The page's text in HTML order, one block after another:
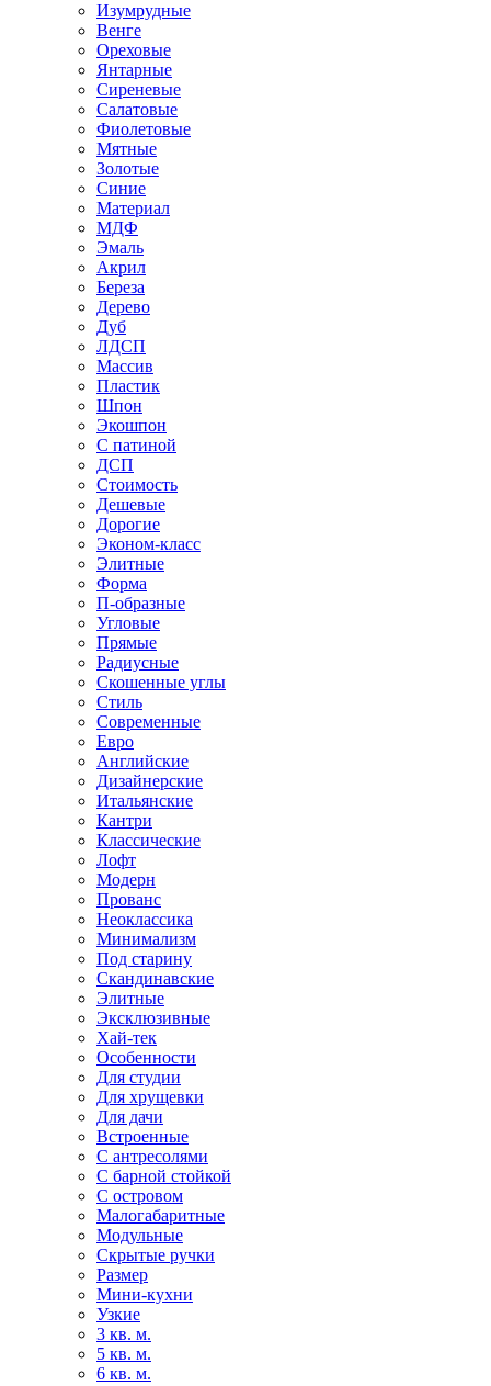
Изумрудные
Венге
Ореховые
Янтарные
Сиреневые
Салатовые
Фиолетовые
Мятные
Золотые
Синие
Материал
МДФ
Эмаль
Акрил
Береза
Дерево
Дуб
ЛДСП
Массив
Пластик
Шпон
Экошпон
С патиной
ДСП
Стоимость
Дешевые
Дорогие
Эконом-класс
Элитные
Форма
П-образные
Угловые
Прямые
Радиусные
Скошенные углы
Стиль
Современные
Евро
Английские
Дизайнерские
Итальянские
Кантри
Классические
Лофт
Модерн
Прованс
Неоклассика
Минимализм
Под старину
Скандинавские
Элитные
Эксклюзивные
Хай-тек
Особенности
Для студии
Для хрущевки
Для дачи
Встроенные
С антресолями
С барной стойкой
С островом
Малогабаритные
Модульные
Скрытые ручки
Размер
Мини-кухни
Узкие
3 кв. м.
5 кв. м.
6 кв. м.